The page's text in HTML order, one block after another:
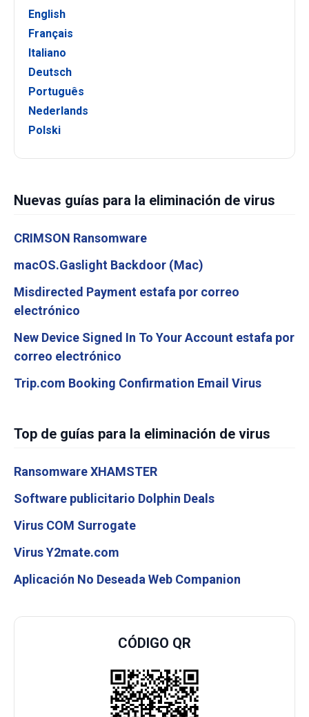
English
Français
Italiano
Deutsch
Português
Nederlands
Polski
Nuevas guías para la eliminación de virus
CRIMSON Ransomware
macOS.Gaslight Backdoor (Mac)
Misdirected Payment estafa por correo
electrónico
New Device Signed In To Your Account estafa por
correo electrónico
Trip.com Booking Confirmation Email Virus
Top de guías para la eliminación de virus
Ransomware XHAMSTER
Software publicitario Dolphin Deals
Virus COM Surrogate
Virus Y2mate.com
Aplicación No Deseada Web Companion
CÓDIGO QR